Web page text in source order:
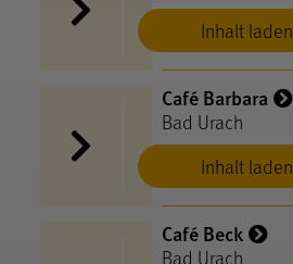
Inhalt laden
Inhalt laden
Café Barbara
Bad Urach
Café Beck
Bad Urach